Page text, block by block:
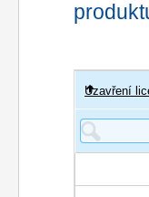
Uživatel
Uzavření